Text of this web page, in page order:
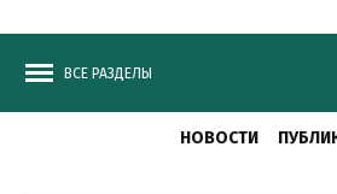
ВСЕ РАЗДЕЛЫ
НОВОСТИ